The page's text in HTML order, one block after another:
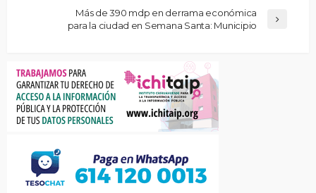
Más de 390 mdp en derrama económica
para la ciudad en Semana Santa: Municipio